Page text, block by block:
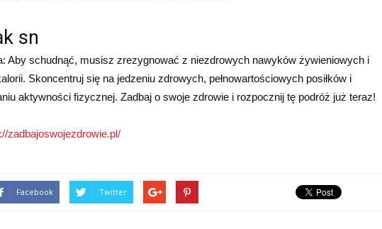
sn
Aby schudnąć, musisz zrezygnować z niezdrowych nawyków żywieniowych i
Skoncentruj się na jedzeniu zdrowych, pełnowartościowych posiłków i
aktywności fizycznej. Zadbaj o swoje zdrowie i rozpocznij tę podróż już teraz!
zadbajoswojezdrowie.pl/
Facebook Twitter